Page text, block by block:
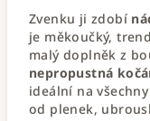
Zvenku ji zdobí
je měkoučký,
malý doplněk z
nepropustná
ideální na
od plenek,